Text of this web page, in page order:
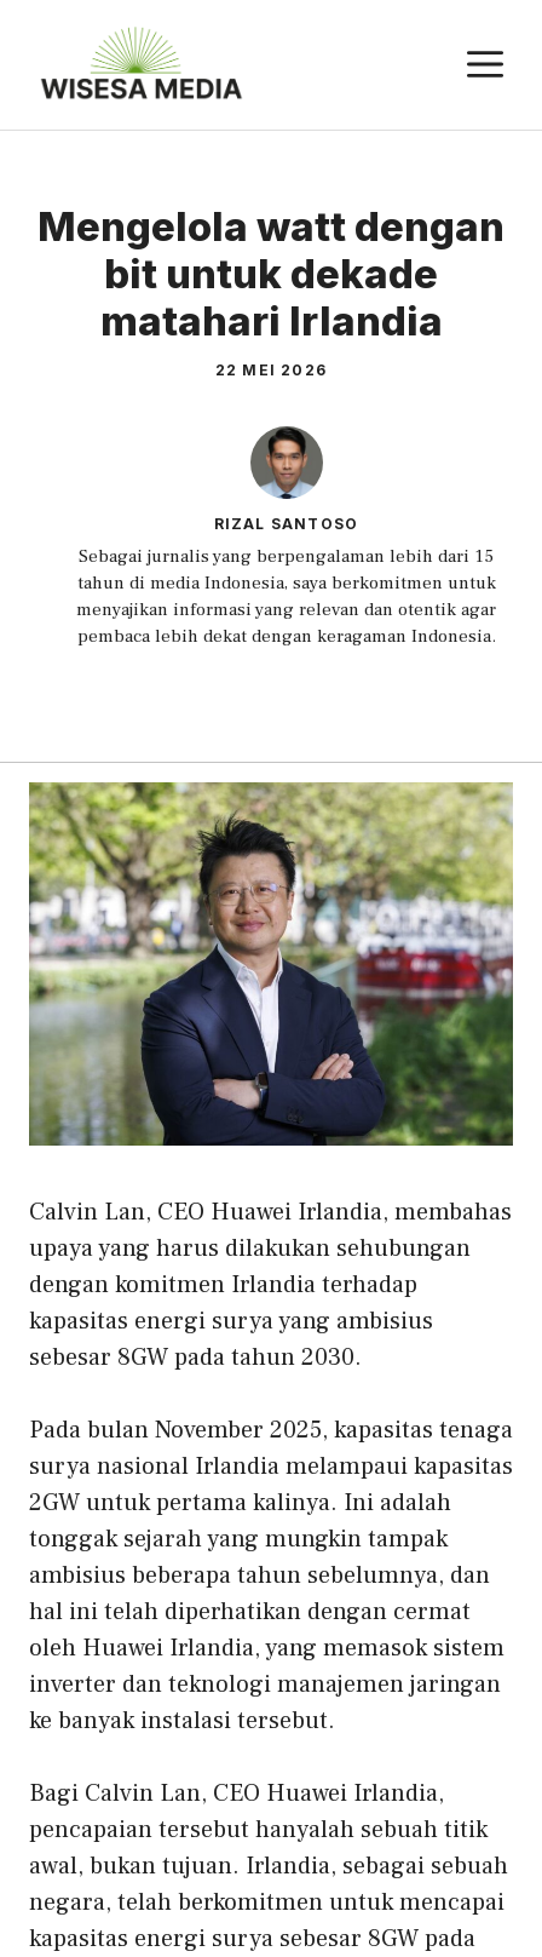
Mengelola watt dengan
bit untuk dekade
matahari Irlandia
22 MEI 2026
RIZAL SANTOSO
Sebagai jurnalis yang berpengalaman lebih dari 15
tahun di media Indonesia, saya berkomitmen untuk
menyajikan informasi yang relevan dan otentik agar
pembaca lebih dekat dengan keragaman Indonesia.
Calvin Lan, CEO Huawei Irlandia, membahas
upaya yang harus dilakukan sehubungan
dengan komitmen Irlandia terhadap
kapasitas energi surya yang ambisius
sebesar 8GW pada tahun 2030.
Pada bulan November 2025, kapasitas tenaga
surya nasional Irlandia melampaui kapasitas
2GW untuk pertama kalinya. Ini adalah
tonggak sejarah yang mungkin tampak
ambisius beberapa tahun sebelumnya, dan
hal ini telah diperhatikan dengan cermat
oleh Huawei Irlandia, yang memasok sistem
inverter dan teknologi manajemen jaringan
ke banyak instalasi tersebut.
Bagi Calvin Lan, CEO Huawei Irlandia,
pencapaian tersebut hanyalah sebuah titik
awal, bukan tujuan. Irlandia, sebagai sebuah
negara, telah berkomitmen untuk mencapai
kapasitas energi surya sebesar 8GW pada